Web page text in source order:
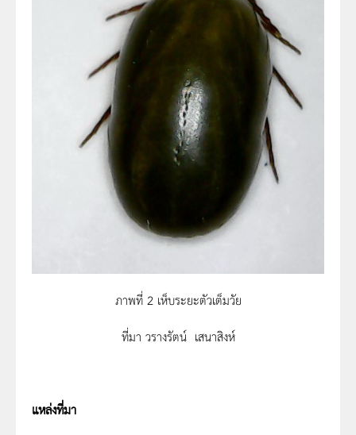
ภาพที่ 2 เห็บระยะตัวเต็มวัย
ที่มา วรางรัตน์ เสนาสิงห์
แหล่งที่มา